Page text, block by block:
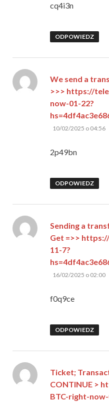
cq4i3n
ODPOWIEDZ
We send a
>>> https://
now-01-22?
pisze:
10/02/2025 o 04:56
2p49bn
ODPOWIEDZ
Sending a
Get =>>
11-7?
pisze:
16/02/2025 o 02:00
f0q9ce
ODPOWIEDZ
Ticket;
CONTINUE >
BTC-right-